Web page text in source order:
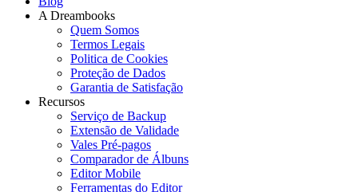
A Dreambooks
Quem Somos
Termos Legais
Politica de Cookies
Proteção de Dados
Garantia de Satisfação
Recursos
Serviço de Backup
Extensão de Validade
Vales Pré-pagos
Comparador de Álbuns
Editor Mobile
Ferramentas do Editor